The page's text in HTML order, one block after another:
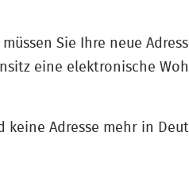
Sie Ihre neue
eine elektronische
keine Adresse mehr in